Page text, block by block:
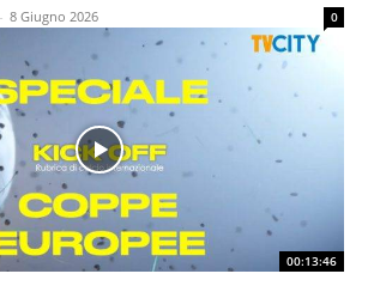
- 8 Giugno 2026 0
00:13:46